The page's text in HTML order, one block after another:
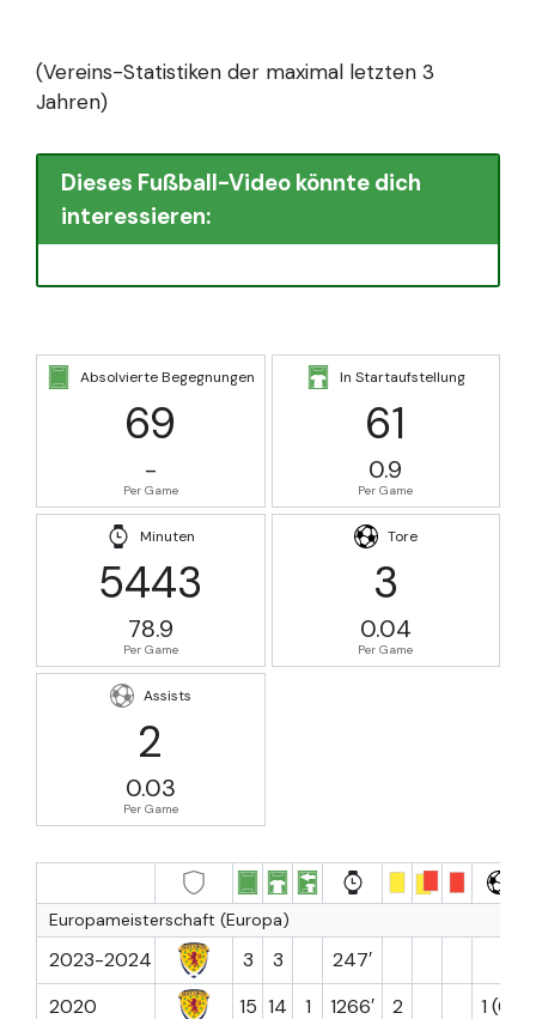
(Vereins-Statistiken der maximal letzten 3
Jahren)
Dieses Fußball-Video könnte dich
interessieren:
Absolvierte Begegnungen
69
-
Per Game
In Startaufstellung
61
0.9
Per Game
Minuten
5443
78.9
Per Game
Tore
3
0.04
Per Game
Assists
2
0.03
Per Game
Europameisterschaft (Europa)
2023-2024 3 3
247′
2020
15 14 1 1266′ 2 1 (0)